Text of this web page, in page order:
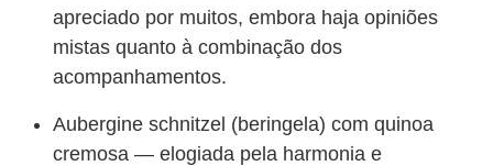
apreciado por muitos, embora haja opiniões
mistas quanto à combinação dos
acompanhamentos.
Aubergine schnitzel (beringela) com quinoa
cremosa — elogiada pela harmonia e